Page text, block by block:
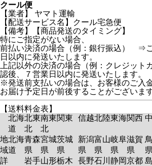
クール便
【業者】 ヤマト運輸
【配送サービス名】クール宅急便
【備考】【商品発送のタイミング】
特にご指定がない場合、
前払い決済の場合（例：銀行振込） ⇒
日以内に発送いたします。
上記以外の決済の場合（例：クレジッ
認後、７営業日以内に発送いたします。
※発送前支払いの場合は、お客様のご入
お届け予定日が前後することがございます
【送料料金表】
北海
道
北東
北
南東
北
関東 信越北陸東海関西
地
域
詳
北海
道
青森
県
岩手
宮城
県
山形
茨城
県
栃木
新潟
県
長野
富山
県
石川
岐阜
県
静岡
滋賀
県
京都